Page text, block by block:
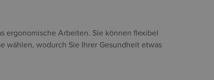
ergonomische Arbeiten. Sie können flexibel
wählen, wodurch Sie Ihrer Gesundheit etwas